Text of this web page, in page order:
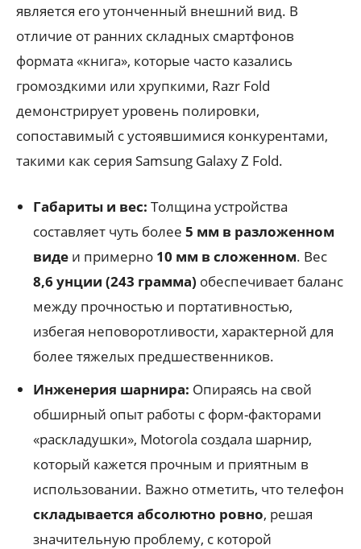
является его утонченный внешний вид. В
отличие от ранних складных смартфонов
формата «книга», которые часто казались
громоздкими или хрупкими, Razr Fold
демонстрирует уровень полировки,
сопоставимый с устоявшимися конкурентами,
такими как серия Samsung Galaxy Z Fold.
Габариты и вес: Толщина устройства
составляет чуть более 5 мм в разложенном
виде и примерно 10 мм в сложенном. Вес
8,6 унции (243 грамма) обеспечивает баланс
между прочностью и портативностью,
избегая неповоротливости, характерной для
более тяжелых предшественников.
Инженерия шарнира: Опираясь на свой
обширный опыт работы с форм-факторами
«раскладушки», Motorola создала шарнир,
который кажется прочным и приятным в
использовании. Важно отметить, что телефон
складывается абсолютно ровно, решая
значительную проблему, с которой